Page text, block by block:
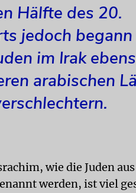
Hälfte des 20.
jedoch
im Irak
arabischen
wie die Juden
werden, ist viel